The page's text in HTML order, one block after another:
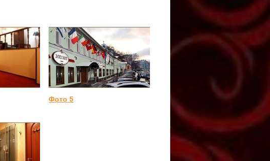
Фото 5